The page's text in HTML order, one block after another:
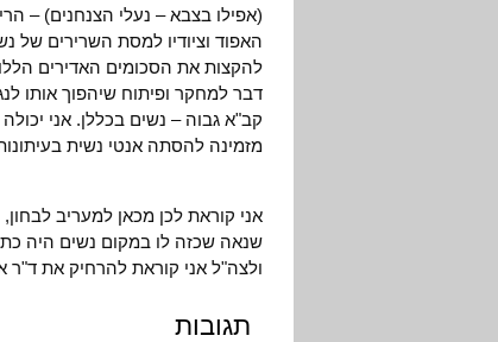
(אפילו בצבא – נעלי הצנחנים)
להקצות את הסכומים האדירים
דבר למחקר ופיתוח שיהפוך אותו
קב"א גבוה – נשים בכללן. אני
מזמינה להסתה אנטי נשית
אני קוראת לכן מכאן למעריב
שנאה שכזה לו במקום נשים היה
ולצה"ל אני קוראת להרחיק את
תגובות